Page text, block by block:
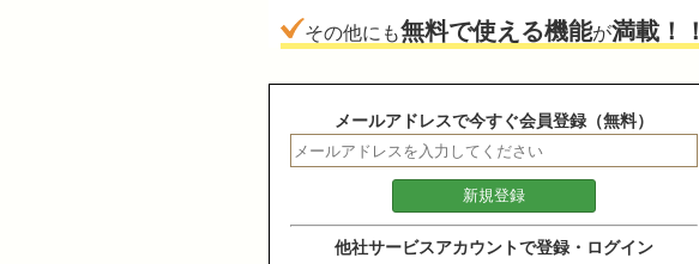
その他にも無料で使える機能が満載！！
メールアドレスで今すぐ会員登録（無料）
他社サービスアカウントで登録・ログイン